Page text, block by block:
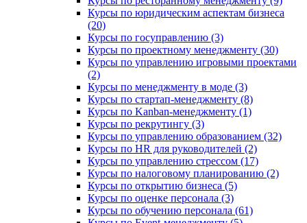
Курсы по юридическим аспектам бизнеса
(20)
Курсы по госуправлению (3)
Курсы по проектному менеджменту (30)
Курсы по управлению игровыми проектами
(2)
Курсы по менеджменту в моде (3)
Курсы по стартап-менеджменту (8)
Курсы по Kanban-менеджменту (1)
Курсы по рекрутингу (3)
Курсы по управлению образованием (32)
Курсы по HR для руководителей (2)
Курсы по управлению стрессом (17)
Курсы по налоговому планированию (2)
Курсы по открытию бизнеса (5)
Курсы по оценке персонала (3)
Курсы по обучению персонала (61)